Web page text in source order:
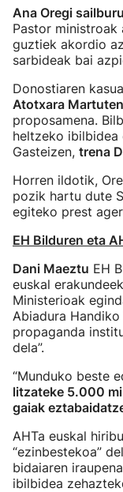
Ana Oregi
Pastor
guztiek akordio
sarbideak bai
Donostiaren
Atotxara
proposamena.
heltzeko ibilbidea
Gasteizen, trena
Horren ildotik,
pozik hartu dute
egiteko prest
EH Bilduren eta
Dani Maeztu EH
euskal
Ministerioak
Abiadura Handiko
propaganda
dela”.
“Munduko beste
litzateke 5.000
gaiak
AHTa euskal
“ezinbestekoa”
bidaiaren
ibilbidea